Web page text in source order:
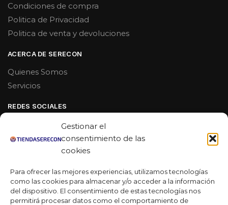
Gestionar el
consentimiento de las
cookies
Para ofrecer las mejores experiencias, utilizamos tecnologías
como las cookies para almacenar y/o acceder a la información
del dispositivo. El consentimiento de estas tecnologías nos
permitirá procesar datos como el comportamiento de
Condiciones de compra
Politica de Privacidad
Politica de venta y devoluciones
ACERCA DE SERECON
Quienes Somos
Servicios
REDES SOCIALES
Linkedin
MAS DE 50 RESEÑAS